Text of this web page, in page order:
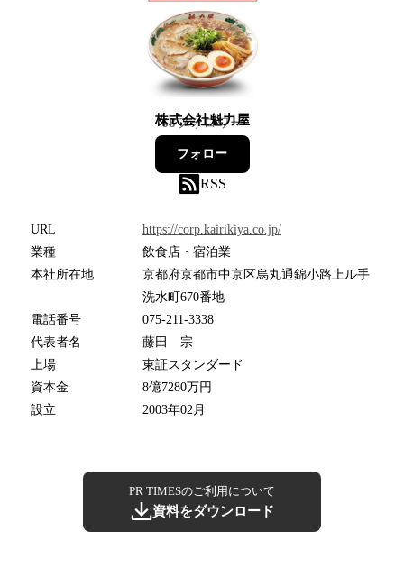
株式会社魁力屋
68フォロワー
フォロー
RSS
URL
https://corp.kairikiya.co.jp/
業種
飲食店・宿泊業
本社所在地
京都府京都市中京区烏丸通錦小路上ル手
洗水町670番地
電話番号
075-211-3338
代表者名
藤田 宗
上場
東証スタンダード
資本金
8億7280万円
設立
2003年02月
PR TIMESのご利用について
資料をダウンロード